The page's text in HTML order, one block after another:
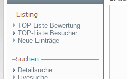
TOP-Liste Bewertung
TOP-Liste Besucher
Neue Einträge
Detailsuche